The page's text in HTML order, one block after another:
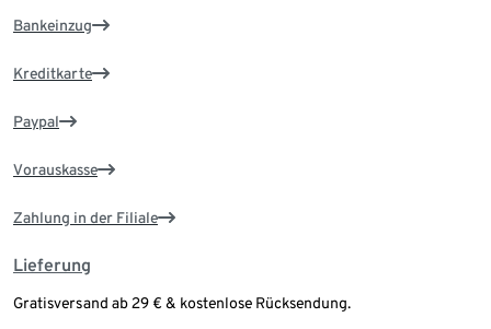
Bankeinzug
Kreditkarte
Paypal
Vorauskasse
Zahlung in der Filiale
Lieferung
Gratisversand ab 29 € & kostenlose Rücksendung.